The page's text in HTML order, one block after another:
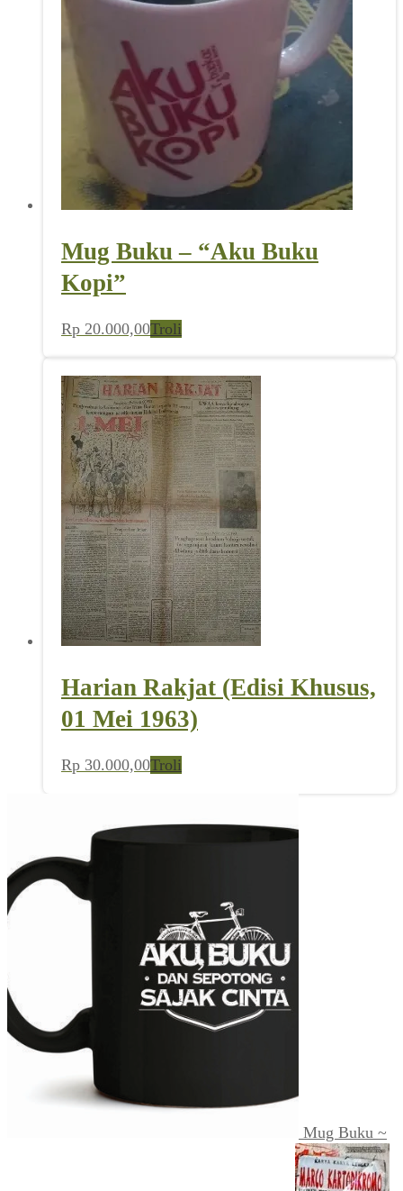
Mug Buku – “Aku Buku
Kopi”
Rp 20.000,00Troli
Harian Rakjat (Edisi Khusus,
01 Mei 1963)
Rp 30.000,00Troli
Mug Buku ~